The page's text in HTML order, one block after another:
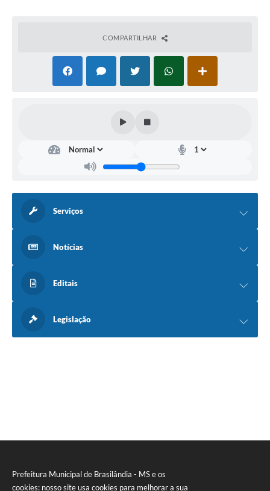
Prefeitura Municipal de Brasilândia - MS e os
cookies: nosso site usa cookies para melhorar a sua
COMPARTILHAR
Serviços
Notícias
Editais
Legislação